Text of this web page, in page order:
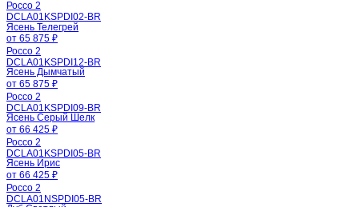
Россо 2
DCLA01KSPDI02-BR
Ясень Телегрей
от 65 875 ₽
Россо 2
DCLA01KSPDI12-BR
Ясень Дымчатый
от 65 875 ₽
Россо 2
DCLA01KSPDI09-BR
Ясень Серый Шелк
от 66 425 ₽
Россо 2
DCLA01KSPDI05-BR
Ясень Ирис
от 66 425 ₽
Россо 2
DCLA01NSPDI05-BR